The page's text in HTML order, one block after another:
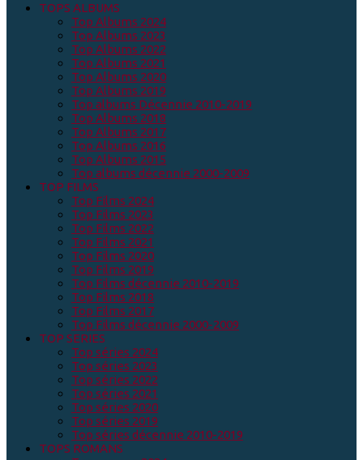
TOPS ALBUMS
Top Albums 2024
Top Albums 2023
Top Albums 2022
Top Albums 2021
Top Albums 2020
Top Albums 2019
Top albums Décennie 2010-2019
Top Albums 2018
Top Albums 2017
Top Albums 2016
Top Albums 2015
Top albums décennie 2000-2009
TOP FILMS
Top Films 2024
Top Films 2023
Top Films 2022
Top Films 2021
Top Films 2020
Top Films 2019
Top Films décennie 2010-2019
Top Films 2018
Top Films 2017
Top Films décennie 2000-2009
TOP SERIES
Top séries 2024
Top séries 2023
Top séries 2022
Top séries 2021
Top séries 2020
Top séries 2019
Top séries décennie 2010-2019
TOPS ROMANS